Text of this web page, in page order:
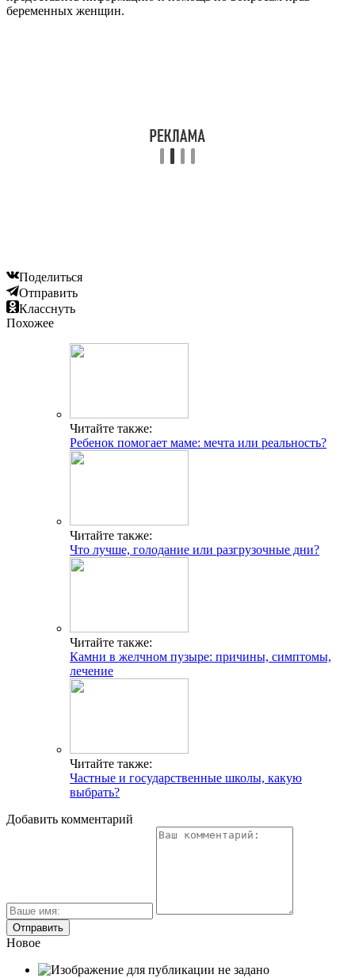
беременных женщин.
Поделиться
Отправить
Класснуть
Похожее
Читайте также:
Ребенок помогает маме: мечта или реальность?
Читайте также:
Что лучше, голодание или разгрузочные дни?
Читайте также:
Камни в желчном пузыре: причины, симптомы,
лечение
Читайте также:
Частные и государственные школы, какую
выбрать?
Добавить комментарий
Новое